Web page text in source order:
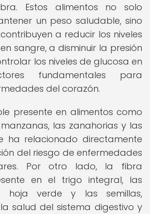
Estos alimentos no solo
un peso saludable, sino
a reducir los niveles
sangre, a disminuir la presión
los niveles de glucosa en
fundamentales para
del corazón.
presente en alimentos como
las zanahorias y las
ha relacionado directamente
del riesgo de enfermedades
Por otro lado, la fibra
en el trigo integral, las
hoja verde y las semillas,
salud del sistema digestivo y